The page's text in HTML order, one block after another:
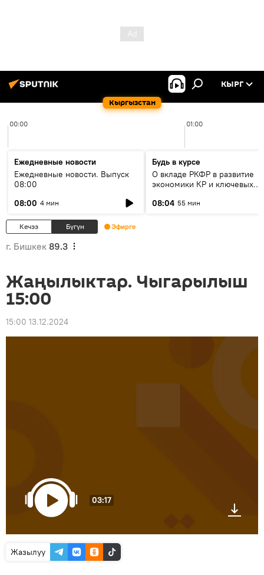
Кыргызстан
КЫРГ
00:00 01:00
Ежедневные новости
Ежедневные новости. Выпуск
08:00
08:00 4 мин
Будь в курсе
О вкладе РКФР в развитие
экономики КР и ключевых
08:04 55 мин
Кечээ Бүгүн Эфирге
г. Бишкек 89.3
Жаңылыктар. Чыгарылыш
15:00
15:00 13.12.2024
03:17
Жазылуу